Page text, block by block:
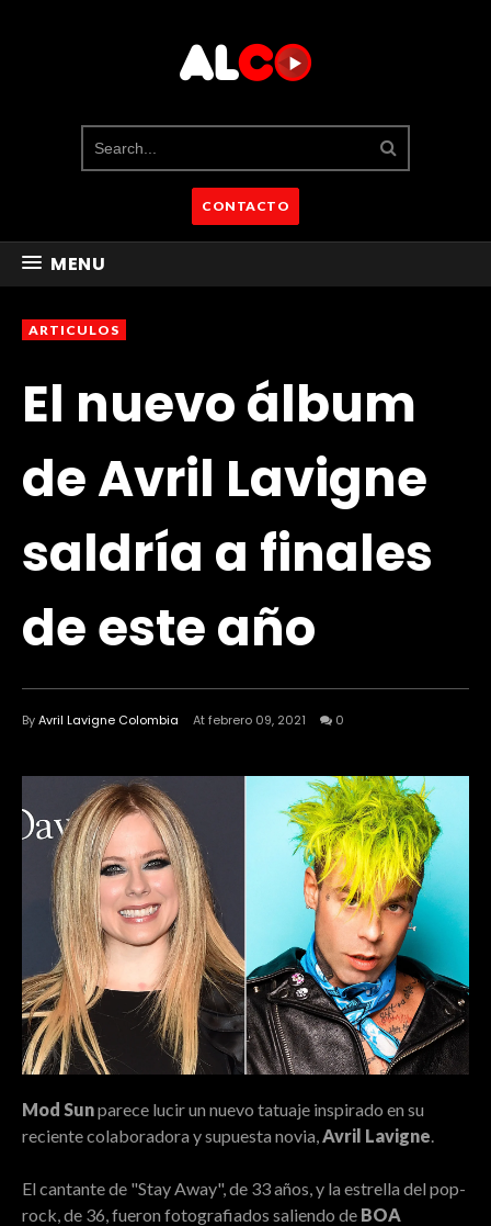
CONTACTO
MENU
ARTICULOS
El nuevo álbum
de Avril Lavigne
saldría a finales
de este año
ByAvril Lavigne Colombia At febrero 09, 2021 0
Mod Sunparece lucir un nuevo tatuaje inspirado en su
reciente colaboradora y supuesta novia,Avril Lavigne.
El cantante de "Stay Away", de 33 años, y la estrella del pop-
rock, de 36, fueron fotografiados saliendo de BOA